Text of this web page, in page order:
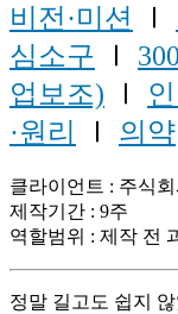
비전·미션 Ⅰ
심소구 Ⅰ
업보조) Ⅰ
·원리
Ⅰ 의약
클라이언트 : 주식
제작기간 : 9주
역할범위 : 제작 전
정말 길고도 쉽지